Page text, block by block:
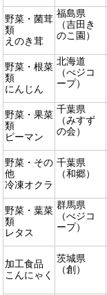
野菜・菌茸
類
えのき茸
福島県
（吉田き
のこ園）
野菜・根菜
類
にんじん
北海道
（べジコ
ープ）
野菜・果菜
類
ピーマン
千葉県
（みすず
の会）
野菜・その
他
冷凍オクラ
千葉県
（和郷）
野菜・葉菜
類
レタス
群馬県
（べジコ
ープ）
加工食品
こんにゃく
茨城県
（創）